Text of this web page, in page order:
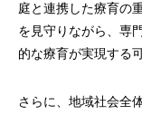
庭と連携した療育の
を見守りながら、専
的な療育が実現する
さらに、地域社会全